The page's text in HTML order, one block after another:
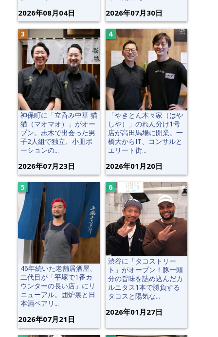
2026年08月04日 2026年07月30日
神保町に「立呑み中華 猫
猫（マオマオ）」がオー
プン。志木で出会った男
子2人組で独立、小皿ポ
ーションの...
2026年07月23日
「やきとん木々家（はや
しや）」のれん分け1号
店が高田馬場に開業。一
橋大からIT、コンサルと
エリート街...
2026年01月20日
46年続いた老舗居酒屋、
二代目が「平塚で1番カ
ウンターの長い店」にリ
ニューアル。囲炉裏と日
本酒ペアリ...
2026年07月21日
渋谷に「タコストリー
ト」がオープン！豚一頭
分の旨味を詰め込んだカ
ルニタス1本で勝負する
タコスと陽気な...
2026年01月27日